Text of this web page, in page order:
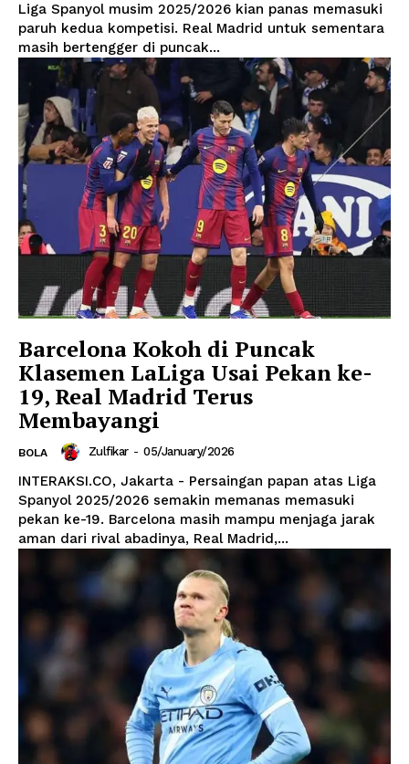
Liga Spanyol musim 2025/2026 kian panas memasuki
paruh kedua kompetisi. Real Madrid untuk sementara
masih bertengger di puncak...
Barcelona Kokoh di Puncak
Klasemen LaLiga Usai Pekan ke-
19, Real Madrid Terus
Membayangi
BOLA Zulfikar - 05/January/2026
INTERAKSI.CO, Jakarta - Persaingan papan atas Liga
Spanyol 2025/2026 semakin memanas memasuki
pekan ke-19. Barcelona masih mampu menjaga jarak
aman dari rival abadinya, Real Madrid,...